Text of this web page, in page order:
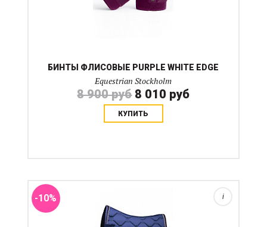
БИНТЫ ФЛИСОВЫЕ PURPLE WHITE EDGE
Equestrian Stockholm
8 900 руб 8 010 руб
КУПИТЬ
-10% i